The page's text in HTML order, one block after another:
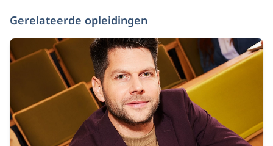
Gerelateerde opleidingen